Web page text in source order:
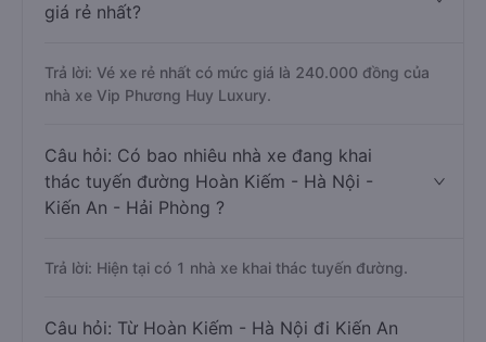
giá rẻ nhất?
Trả lời: Vé xe rẻ nhất có mức giá là 240.000 đồng của
nhà xe Vip Phương Huy Luxury.
Câu hỏi: Có bao nhiêu nhà xe đang khai
thác tuyến đường Hoàn Kiếm - Hà Nội -
Kiến An - Hải Phòng ?
Trả lời: Hiện tại có 1 nhà xe khai thác tuyến đường.
Câu hỏi: Từ Hoàn Kiếm - Hà Nội đi Kiến An